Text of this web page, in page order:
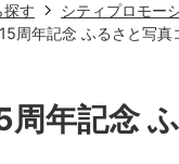
探す シティプロモー
周年記念 ふるさと写真
周年記念